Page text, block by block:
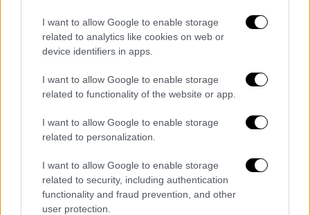
I want to allow Google to enable storage
related to analytics like cookies on web or
device identifiers in apps.
I want to allow Google to enable storage
related to functionality of the website or app.
I want to allow Google to enable storage
related to personalization.
I want to allow Google to enable storage
related to security, including authentication
functionality and fraud prevention, and other
user protection.
POPULAR VIDEOS
Κεντρικό...| 06.08.2026 20:05
Κεντρικό δελτίο ειδήσεων 06/08/2026